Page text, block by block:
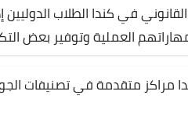
في كندا الطلاب
العملية وتوفير بعض
مراكز متقدمة في تصنيفات